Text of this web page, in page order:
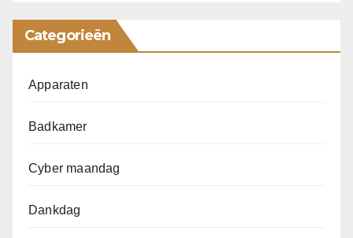
Categorieën
Apparaten
Badkamer
Cyber maandag
Dankdag